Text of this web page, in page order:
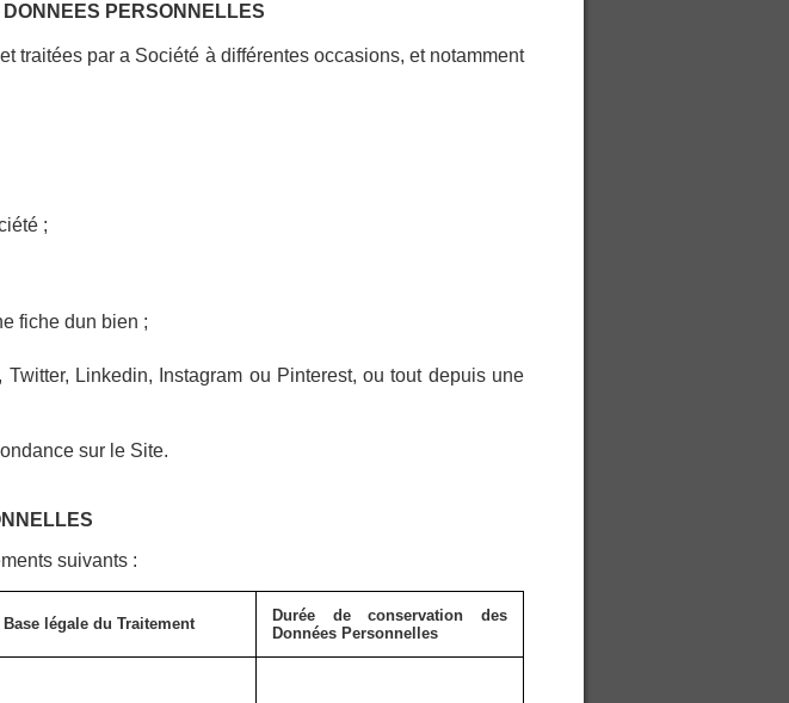
PERSONNELLES
traitées par a Société à différentes occasions, et notamment
;
fiche dun bien ;
Linkedin, Instagram ou Pinterest, ou tout depuis une
sur le Site.
suivants :
Base légale du Traitement
Durée de conservation des
Données Personnelles